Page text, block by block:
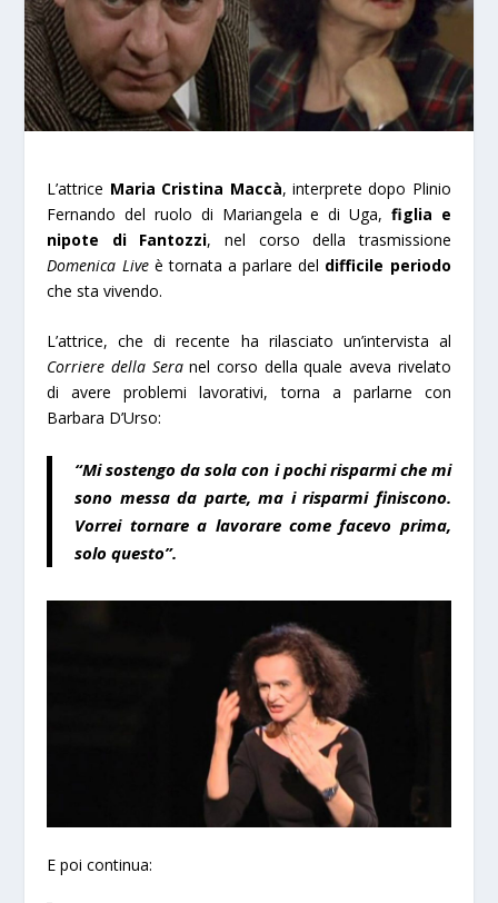
L’attrice Maria Cristina Maccà, interprete dopo Plinio
Fernando del ruolo di Mariangela e di Uga, figlia e
nipote di Fantozzi, nel corso della trasmissione
Domenica Liveè tornata a parlare del difficile periodo
che sta vivendo.
L’attrice, che di recente ha rilasciato un’intervista al
Corriere della Seranel corso della quale aveva rivelato
di avere problemi lavorativi, torna a parlarne con
Barbara D’Urso:
“Mi sostengo da sola con i pochi risparmi che mi
sono messa da parte, ma i risparmi finiscono.
Vorrei tornare a lavorare come facevo prima,
solo questo”.
E poi continua: